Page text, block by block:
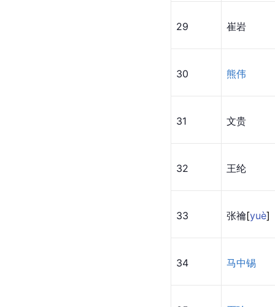
29 崔岩
30 熊伟
31 文贵
32 王纶
33 张禴[yuè]
34 马中锡